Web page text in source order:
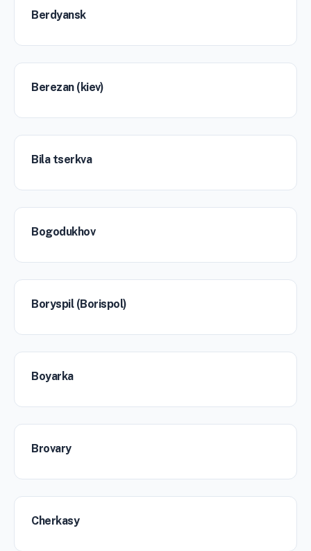
Berdyansk
Berezan (kiev)
Bila tserkva
Bogodukhov
Boryspil (Borispol)
Boyarka
Brovary
Cherkasy